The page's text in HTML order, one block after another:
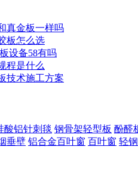
真金板一样吗
板怎么选
设备58有吗
程是什么
技术施工方案
酸铝针刺毯 钢骨架轻型板 酚醛
垂壁 铝合金百叶窗 百叶窗 轻